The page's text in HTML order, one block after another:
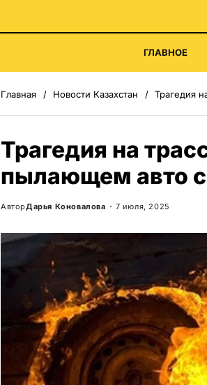
ГЛАВНОЕ
Главная Новости Казахстан Трагедия на
Трагедия на
пылающем авто
АвторДарья Коновалова 7 июля, 2025